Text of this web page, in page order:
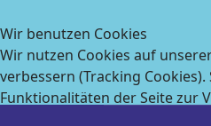
Wir benutzen Cookies
Wir nutzen Cookies auf
verbessern (Tracking
Funktionalitäten der Seite zur